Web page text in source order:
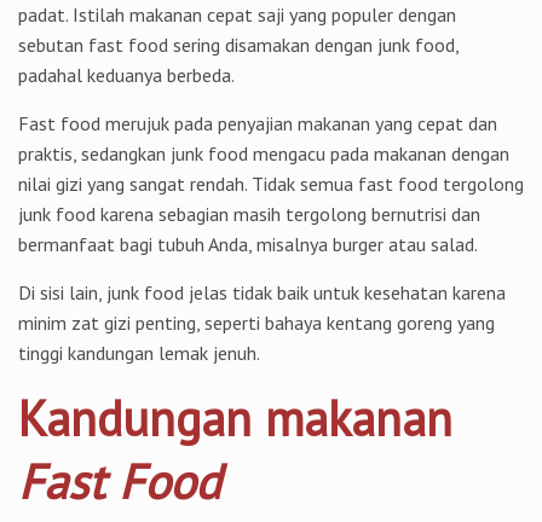
padat. Istilah makanan cepat saji yang populer dengan
sebutan fast food sering disamakan dengan junk food,
padahal keduanya berbeda.
Fast food merujuk pada penyajian makanan yang cepat dan
praktis, sedangkan junk food mengacu pada makanan dengan
nilai gizi yang sangat rendah. Tidak semua fast food tergolong
junk food karena sebagian masih tergolong bernutrisi dan
bermanfaat bagi tubuh Anda, misalnya burger atau salad.
Di sisi lain, junk food jelas tidak baik untuk kesehatan karena
minim zat gizi penting, seperti bahaya kentang goreng yang
tinggi kandungan lemak jenuh.
Kandungan makanan
Fast Food